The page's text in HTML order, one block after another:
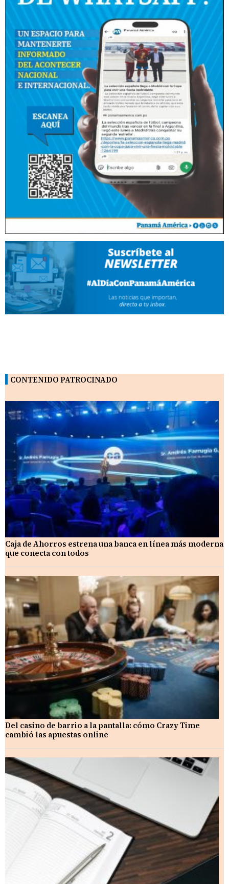
CONTENIDO PATROCINADO
Caja de Ahorros estrena una banca en línea más moderna
que conecta con todos
Del casino de barrio a la pantalla: cómo Crazy Time
cambió las apuestas online